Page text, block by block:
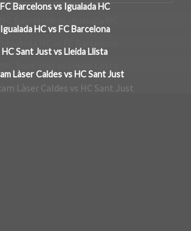
FC Barcelons vs Igualada HC
Igualada HC vs FC Barcelona
HC Sant Just vs Lleida Llista
Làser Caldes vs HC Sant Just